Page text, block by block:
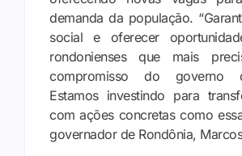
demanda da população.
social e oferecer
rondonienses que mais
compromisso do governo
Estamos investindo para
com ações concretas como
governador de Rondônia,